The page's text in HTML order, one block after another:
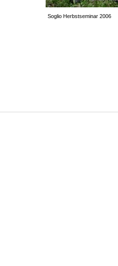
Soglio Herbstseminar 2006